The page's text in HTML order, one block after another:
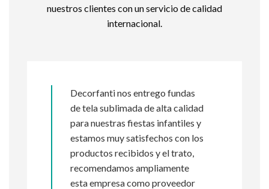
nuestros clientes con un servicio de calidad
internacional.
Decorfanti nos entrego fundas
de tela sublimada de alta calidad
para nuestras fiestas infantiles y
estamos muy satisfechos con los
productos recibidos y el trato,
recomendamos ampliamente
esta empresa como proveedor